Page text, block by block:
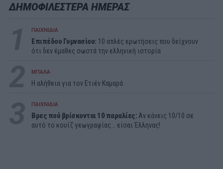
ΔΗΜΟΦΙΛΕΣΤΕΡΑ ΗΜΕΡΑΣ
ΠΑΙΧΝΙΔΙΑ
Επιπέδου Γυμνασίου: 10 απλές ερωτήσεις που δείχνουν
ότι δεν έμαθες σωστά την ελληνική ιστορία
ΜΠΑΛΑ
Η αλήθεια για τον Ετιέν Καμαρά
ΠΑΙΧΝΙΔΙΑ
Βρες πού βρίσκονται 10 παραλίες: Αν κάνεις 10/10 σε
αυτό το κουίζ γεωγραφίας... είσαι Έλληνας!